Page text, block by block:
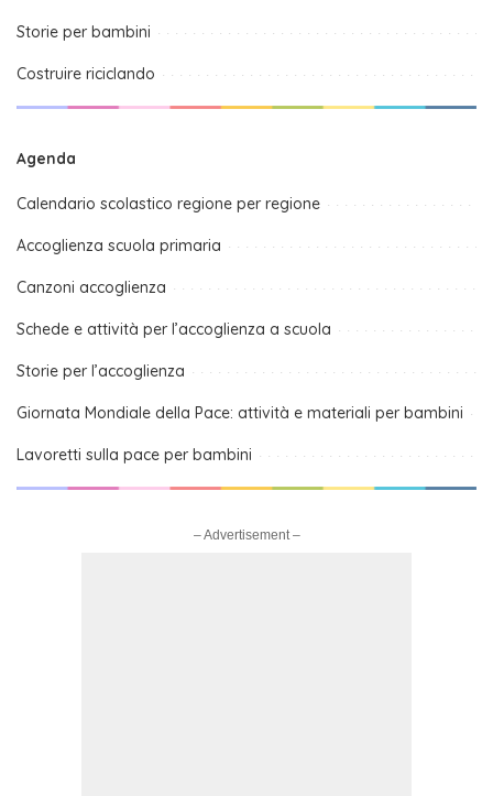
Storie per bambini
Costruire riciclando
Agenda
Calendario scolastico regione per regione
Accoglienza scuola primaria
Canzoni accoglienza
Schede e attività per l’accoglienza a scuola
Storie per l’accoglienza
Giornata Mondiale della Pace: attività e materiali per bambini
Lavoretti sulla pace per bambini
– Advertisement –